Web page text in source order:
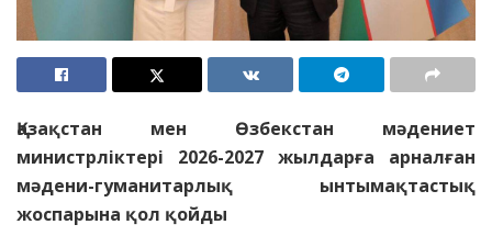
Қазақстан мен Өзбекстан мәдениет
министрліктері 2026-2027 жылдарға арналған
мәдени-гуманитарлық ынтымақтастық
жоспарына қол қойды